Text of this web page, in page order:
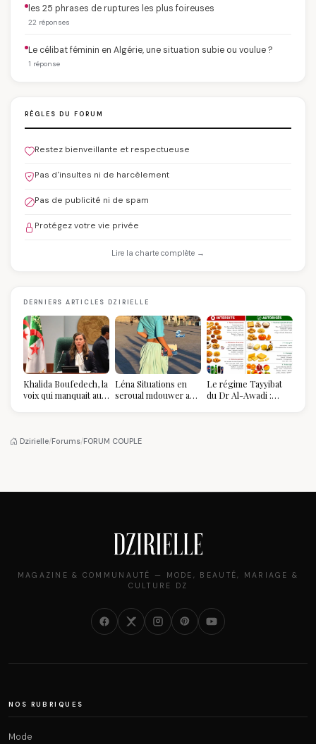
les 25 phrases de ruptures les plus foireuses
22 réponses
Le célibat féminin en Algérie, une situation subie ou voulue ?
1 réponse
RÈGLES DU FORUM
Restez bienveillante et respectueuse
Pas d'insultes ni de harcèlement
Pas de publicité ni de spam
Protégez votre vie privée
Lire la charte complète →
DERNIERS ARTICLES DZIRIELLE
Khalida Boufedech, la
voix qui manquait au
Léna Situations en
seroual mdouwer au
pièce mode de l'été
Le régime Tayyibat
du Dr Al-Awadi :
Dzirielle/Forums/FORUM COUPLE
MAGAZINE & COMMUNAUTÉ — MODE, BEAUTÉ, MARIAGE &
CULTURE DZ
NOS RUBRIQUES
Mode